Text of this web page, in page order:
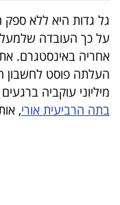
עסקי
ספורט
קריירה
ולימודים
גל גדות היא ללא ספק
אחריה באינסטגרם.
העלתה פוסט לחשבון
מיליוני עוקביה
בתה הרביעית אורי,